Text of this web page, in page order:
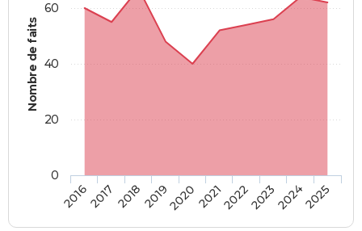
Nombre de faits
20162017 20182019202020212022202320242025
0
20
40
60